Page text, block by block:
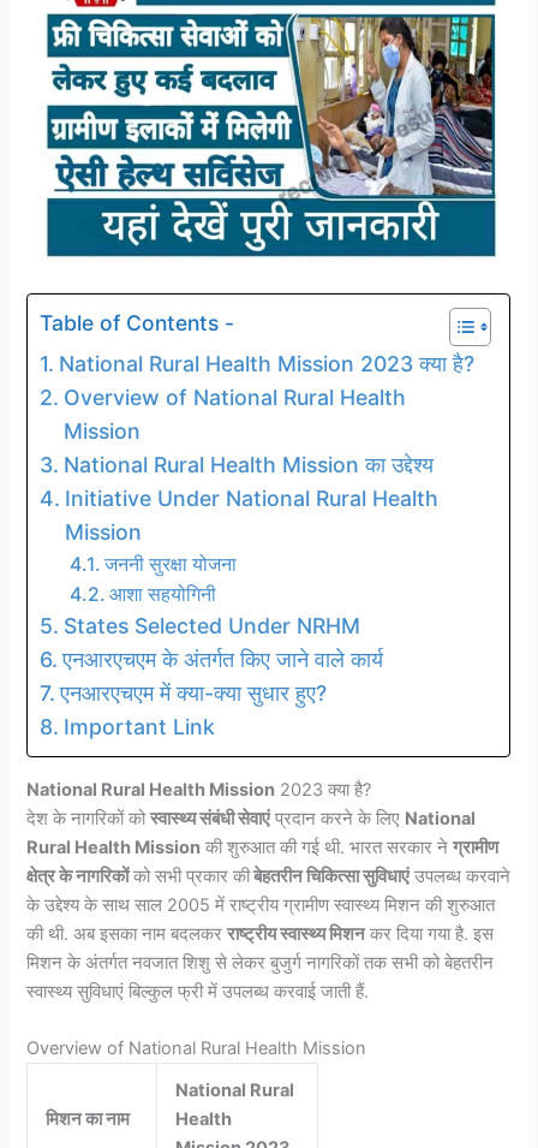
Table of Contents -
National Rural Health Mission 2023 क्या है?
Overview of National Rural Health
Mission
National Rural Health Mission का उद्देश्य
Initiative Under National Rural Health
Mission
जननी सुरक्षा योजना
आशा सहयोगिनी
States Selected Under NRHM
एनआरएचएम के अंतर्गत किए जाने वाले कार्य
एनआरएचएम में क्या-क्या सुधार हुए?
Important Link
National Rural Health Mission 2023 क्या है?
देश के नागरिकों कोस्वास्थ्य संबंधी सेवाएंप्रदान करने के लिए National
Rural Health Mission की शुरुआत की गई थी. भारत सरकार नेग्रामीण
क्षेत्र के नागरिकोंको सभी प्रकार कीबेहतरीन चिकित्सा सुविधाएंउपलब्ध करवाने
के उद्देश्य के साथ साल 2005 में राष्ट्रीय ग्रामीण स्वास्थ्य मिशन की शुरुआत
की थी. अब इसका नाम बदलकरराष्ट्रीय स्वास्थ्य मिशनकर दिया गया है. इस
मिशन के अंतर्गत नवजात शिशु से लेकर बुजुर्ग नागरिकों तक सभी को बेहतरीन
स्वास्थ्य सुविधाएं बिल्कुल फ्री में उपलब्ध करवाई जाती हैं.
Overview of National Rural Health Mission
मिशन का नाम
National Rural
Health